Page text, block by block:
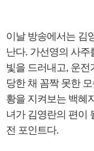
이날 방송에서는 김
난다. 가선영의 사
빛을 드러내고, 운
당한 채 꼼짝 못한
황을 지켜보는 백혜
녀가 김영란의 편이
전 포인트다.